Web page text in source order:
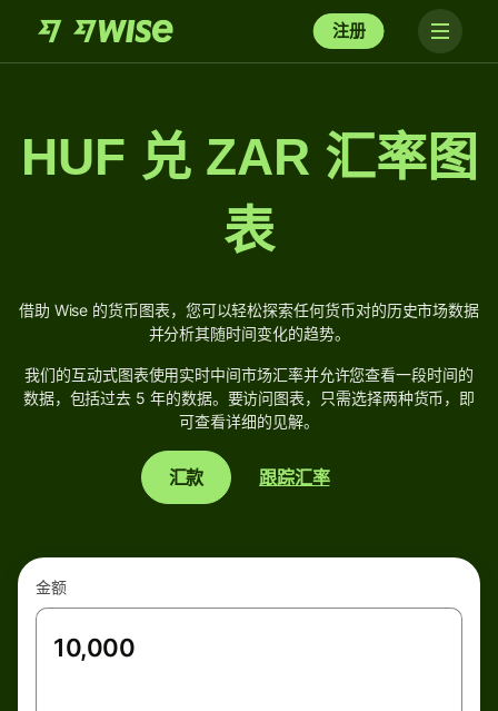
注册
HUF 兑 ZAR 汇率图
表
借助 Wise 的货币图表，您可以轻松探索任何货币对的历史市场数据
并分析其随时间变化的趋势。
我们的互动式图表使用实时中间市场汇率并允许您查看一段时间的
数据，包括过去 5 年的数据。要访问图表，只需选择两种货币，即
可查看详细的见解。
汇款 跟踪汇率
金额